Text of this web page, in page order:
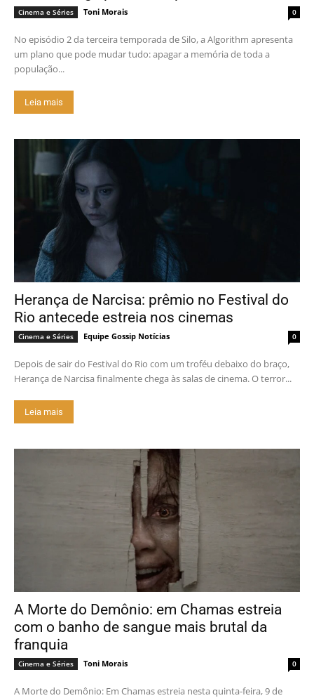
Cinema e Séries Toni Morais 0
No episódio 2 da terceira temporada de Silo, a Algorithm apresenta
um plano que pode mudar tudo: apagar a memória de toda a
população...
Leia mais
Herança de Narcisa: prêmio no Festival do
Rio antecede estreia nos cinemas
Cinema e Séries Equipe Gossip Notícias 0
Depois de sair do Festival do Rio com um troféu debaixo do braço,
Herança de Narcisa finalmente chega às salas de cinema. O terror...
Leia mais
A Morte do Demônio: em Chamas estreia
com o banho de sangue mais brutal da
franquia
Cinema e Séries Toni Morais 0
A Morte do Demônio: Em Chamas estreia nesta quinta-feira, 9 de